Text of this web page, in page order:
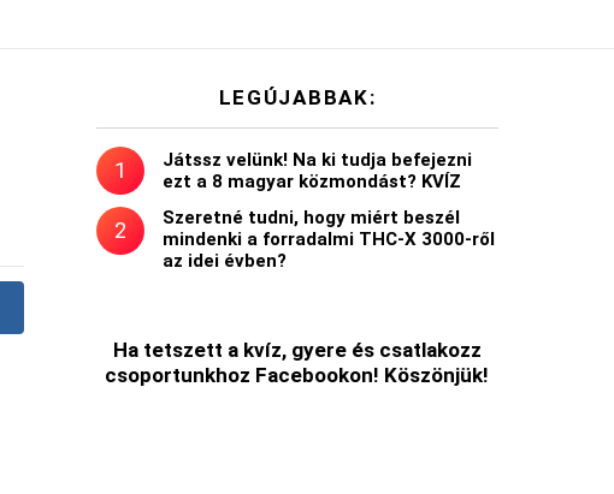
LEGÚJABBAK:
Játssz velünk! Na ki tudja befejezni
ezt a 8 magyar közmondást? KVÍZ
Szeretné tudni, hogy miért beszél
mindenki a forradalmi THC-X 3000-ről
az idei évben?
Ha tetszett a kvíz, gyere és csatlakozz
csoportunkhoz Facebookon! Köszönjük!